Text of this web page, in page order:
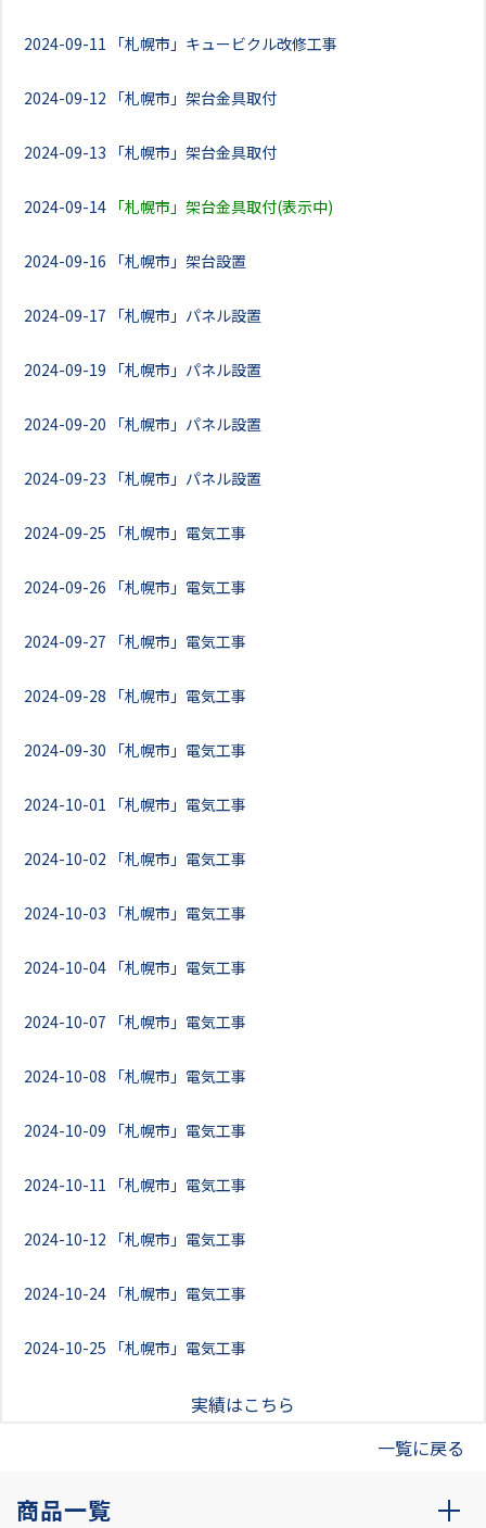
2024-09-11 「札幌市」キュービクル改修工事
2024-09-12 「札幌市」架台金具取付
2024-09-13 「札幌市」架台金具取付
2024-09-14 「札幌市」架台金具取付(表示中)
2024-09-16 「札幌市」架台設置
2024-09-17 「札幌市」パネル設置
2024-09-19 「札幌市」パネル設置
2024-09-20 「札幌市」パネル設置
2024-09-23 「札幌市」パネル設置
2024-09-25 「札幌市」電気工事
2024-09-26 「札幌市」電気工事
2024-09-27 「札幌市」電気工事
2024-09-28 「札幌市」電気工事
2024-09-30 「札幌市」電気工事
2024-10-01 「札幌市」電気工事
2024-10-02 「札幌市」電気工事
2024-10-03 「札幌市」電気工事
2024-10-04 「札幌市」電気工事
2024-10-07 「札幌市」電気工事
2024-10-08 「札幌市」電気工事
2024-10-09 「札幌市」電気工事
2024-10-11 「札幌市」電気工事
2024-10-12 「札幌市」電気工事
2024-10-24 「札幌市」電気工事
2024-10-25 「札幌市」電気工事
実績はこちら
一覧に戻る
商品一覧